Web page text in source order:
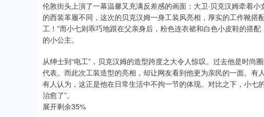
伦敦街头上演了一幕温馨又充满反差感的画面：大卫·贝克汉姆牵着
的西装革履不同，这次的贝克汉姆一身工装风亮相，厚实的工作靴
工！”而小七则乖巧地跟在父亲身后，粉色连衣裙和白色小皮鞋的搭
的小公主。
从绅士到“电工”，贝克汉姆的造型跨度之大令人惊叹。过去他是时
代表。而此次工装造型的亮相，却让网友看到他更为亲民的一面。有
有人认为，这正是他在日常生活中不拘一节的体现。对比之下，小七
治愈了”。
展开剩余35%